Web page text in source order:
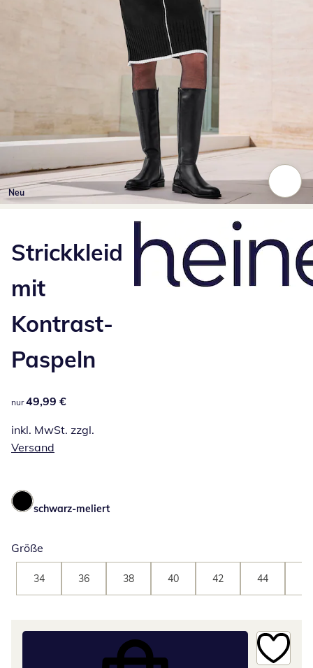
Neu
Strickkleid
mit
Kontrast-
Paspeln
49,99 €
nur 49,99 €
inkl. MwSt. zzgl.
Versand
schwarz-meliert
Größe
34 36 38 40 42 44